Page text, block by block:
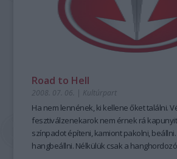
Road to Hell
2008. 07. 06. | Kultúrpart
Ha nem lennének, ki kellene őket találni.
fesztiválzenekarok nem érnek rá
színpadot építeni, kamiont pakolni, beállni.
hangbeállni. Nélkülük csak a